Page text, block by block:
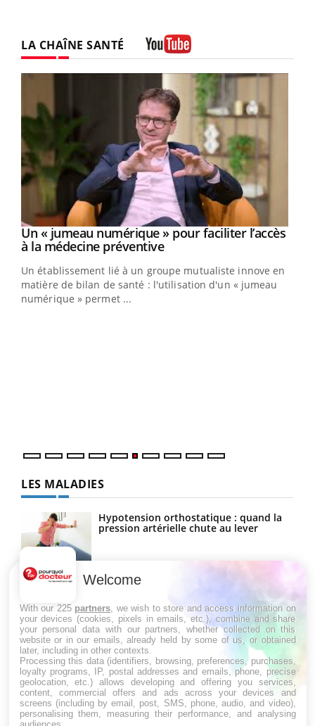
LA CHAÎNE SANTÉ
Youtube
Un « jumeau numérique » pour faciliter l’accès
à la médecine préventiveYoutube
Un établissement lié à un groupe mutualiste innove en
matière de bilan de santé : l'utilisation d'un « jumeau
numérique » permet ...
LES MALADIES
Hypotension orthostatique : quand la
pression artérielle chute au lever
Drépanocytose : une déformation des
globules rouges aux conséquences
Maladie de Charcot (Sclérose latérale
amyotrophique)
Welcome
With our 225 partners , we wish to store and access information on
your devices (cookies, pixels in emails, etc.), combine and share
your personal data with our partners, whether collected on this
website or in our emails, already held by some of us, or obtained
later, including in other contexts.
Processing this data (identifiers, browsing, preferences, purchases,
loyalty programs, IP, postal addresses and emails, phone, precise
geolocation, etc.) allows developing and offering you services,
content, commercial offers and ads across your devices and
screens (including by email, post, SMS, phone, audio, and video),
personalising them, measuring their performance, and analysing
audiences.